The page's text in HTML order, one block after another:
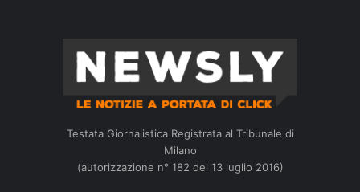
Testata Giornalistica Registrata al Tribunale di
Milano
(autorizzazione n° 182 del 13 luglio 2016)